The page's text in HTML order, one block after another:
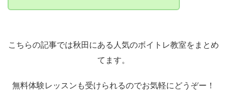
こちらの記事では秋田にある人気のボイトレ教室をまとめ
てます。
無料体験レッスンも受けられるのでお気軽にどうぞー！